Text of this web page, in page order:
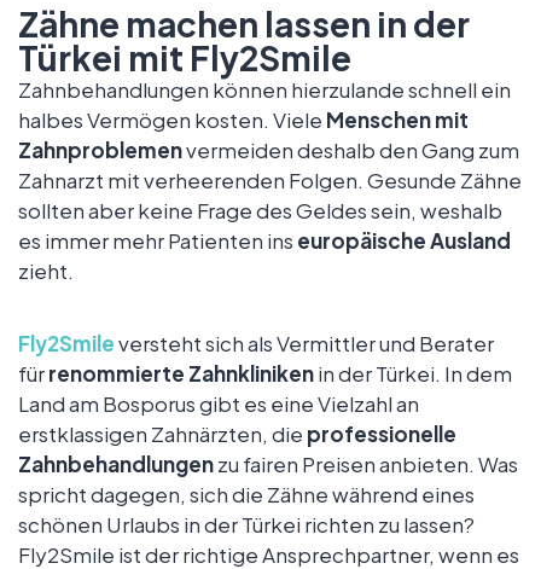
Zähne machen lassen in der
Türkei mit Fly2Smile
Zahnbehandlungen können hierzulande schnell ein
halbes Vermögen kosten. Viele Menschen mit
Zahnproblemenvermeiden deshalb den Gang zum
Zahnarzt mit verheerenden Folgen. Gesunde Zähne
sollten aber keine Frage des Geldes sein, weshalb
es immer mehr Patienten ins europäische Ausland
zieht.
Fly2Smileversteht sich als Vermittler und Berater
fürrenommierte Zahnklinikenin der Türkei. In dem
Land am Bosporus gibt es eine Vielzahl an
erstklassigen Zahnärzten, die professionelle
Zahnbehandlungenzu fairen Preisen anbieten. Was
spricht dagegen, sich die Zähne während eines
schönen Urlaubs in der Türkei richten zu lassen?
Fly2Smile ist der richtige Ansprechpartner, wenn es